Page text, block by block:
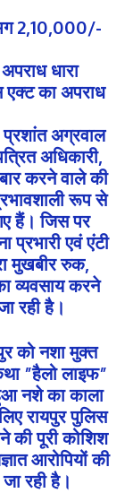
2,10,000/-
धारा
एक्ट का अपराध
प्रशांत अग्रवाल
अधिकारी,
करने वाले की
रूप से
हैं। जिस पर
प्रभारी एवं एंटी
मुखबीर रुक,
व्यवसाय करने
रही है।
को नशा मुक्त
”हैलो लाइफ”
नशे का काला
रायपुर पुलिस
की पूरी कोशिश
आरोपियों की
रही है।